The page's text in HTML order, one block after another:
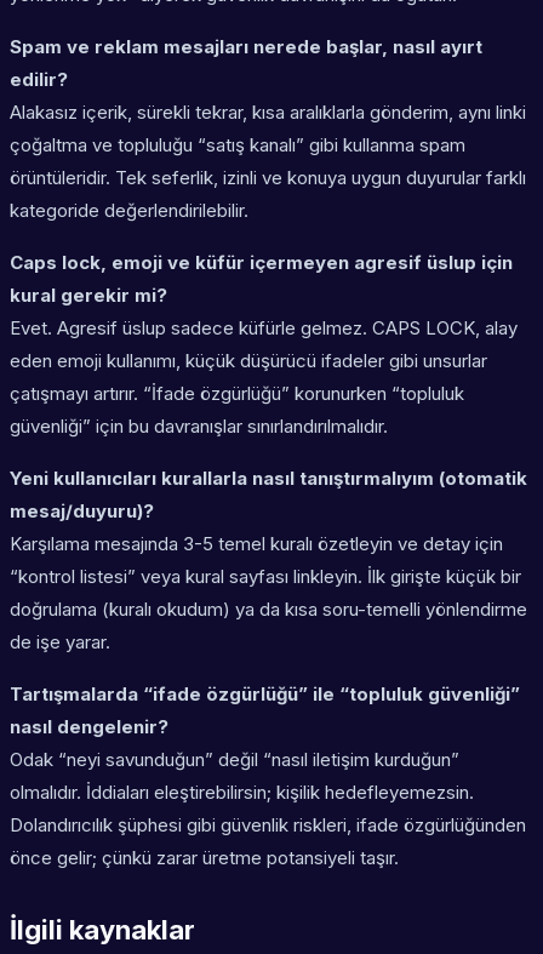
Spam ve reklam mesajları nerede başlar, nasıl ayırt
edilir?
Alakasız içerik, sürekli tekrar, kısa aralıklarla gönderim, aynı linki
çoğaltma ve topluluğu “satış kanalı” gibi kullanma spam
örüntüleridir. Tek seferlik, izinli ve konuya uygun duyurular farklı
kategoride değerlendirilebilir.
Caps lock, emoji ve küfür içermeyen agresif üslup için
kural gerekir mi?
Evet. Agresif üslup sadece küfürle gelmez. CAPS LOCK, alay
eden emoji kullanımı, küçük düşürücü ifadeler gibi unsurlar
çatışmayı artırır. “İfade özgürlüğü” korunurken “topluluk
güvenliği” için bu davranışlar sınırlandırılmalıdır.
Yeni kullanıcıları kurallarla nasıl tanıştırmalıyım (otomatik
mesaj/duyuru)?
Karşılama mesajında 3-5 temel kuralı özetleyin ve detay için
“kontrol listesi” veya kural sayfası linkleyin. İlk girişte küçük bir
doğrulama (kuralı okudum) ya da kısa soru-temelli yönlendirme
de işe yarar.
Tartışmalarda “ifade özgürlüğü” ile “topluluk güvenliği”
nasıl dengelenir?
Odak “neyi savunduğun” değil “nasıl iletişim kurduğun”
olmalıdır. İddiaları eleştirebilirsin; kişilik hedefleyemezsin.
Dolandırıcılık şüphesi gibi güvenlik riskleri, ifade özgürlüğünden
önce gelir; çünkü zarar üretme potansiyeli taşır.
İlgili kaynaklar